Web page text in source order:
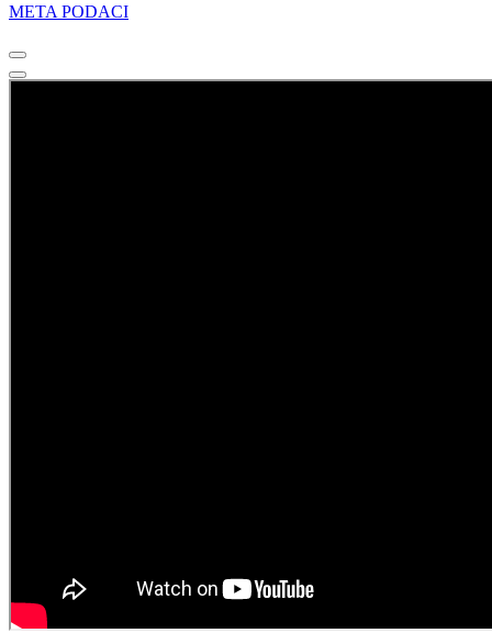
META PODACI